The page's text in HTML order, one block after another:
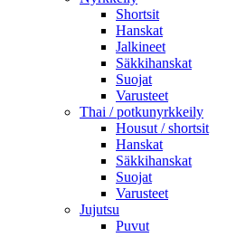
Shortsit
Hanskat
Jalkineet
Säkkihanskat
Suojat
Varusteet
Thai / potkunyrkkeily
Housut / shortsit
Hanskat
Säkkihanskat
Suojat
Varusteet
Jujutsu
Puvut